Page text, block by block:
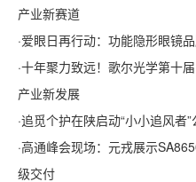
产业新赛道
·爱眼日再行动：功能隐形眼镜
·十年聚力致远！歌尔光学第十
产业新发展
·追觅个护在陕启动“小小追风者
·高通峰会现场：元戎展示
级交付